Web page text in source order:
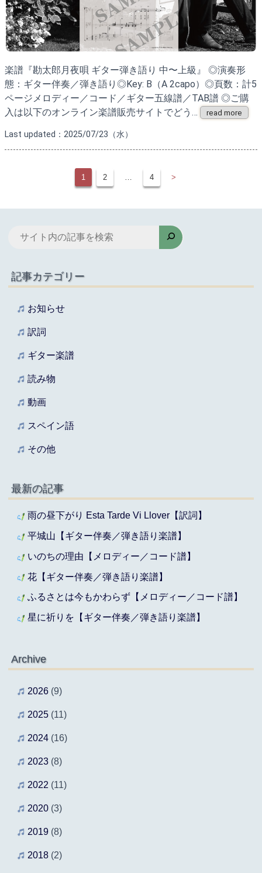
楽譜『勘太郎月夜唄 ギター弾き語り 中〜上級』 ◎演奏形
態：ギター伴奏／弾き語り◎Key: B（A 2capo）◎頁数：計5
ページメロディー／コード／ギター五線譜／TAB譜 ◎ご購
入は以下のオンライン楽譜販売サイトでどう…
read more
Last updated：2025/07/23（水）
1 2 … 4 >
記事カテゴリー
お知らせ
訳詞
ギター楽譜
読み物
動画
スペイン語
その他
最新の記事
雨の昼下がり Esta Tarde Vi Llover【訳詞】
平城山【ギター伴奏／弾き語り楽譜】
いのちの理由【メロディー／コード譜】
花【ギター伴奏／弾き語り楽譜】
ふるさとは今もかわらず【メロディー／コード譜】
星に祈りを【ギター伴奏／弾き語り楽譜】
Archive
2026 (9)
2025 (11)
2024 (16)
2023 (8)
2022 (11)
2020 (3)
2019 (8)
2018 (2)